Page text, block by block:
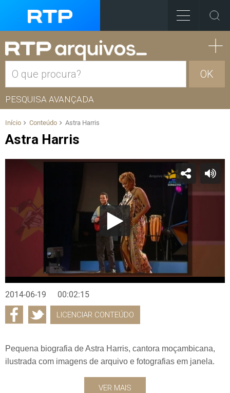
OK
PESQUISA AVANÇADA
Início Conteúdo Astra Harris
Astra Harris
2014-06-19 00:02:15
LICENCIAR CONTEÚDO
Pequena biografia de Astra Harris, cantora moçambicana,
ilustrada com imagens de arquivo e fotografias em janela.
VER MAIS